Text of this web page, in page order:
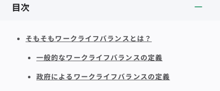
目次
そもそもワークライフバランスとは？
一般的なワークライフバランスの定義
政府によるワークライフバランスの定義